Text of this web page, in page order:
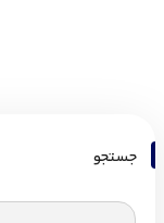
جستجو